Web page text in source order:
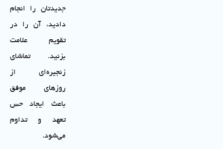
جدیدتان را انجام
دادید، آن را در
تقویم علامت
بزنید. تماشای
زنجیره‌ای از
روزهای موفق
باعث ایجاد حس
تعهد و تداوم
می‌شود.